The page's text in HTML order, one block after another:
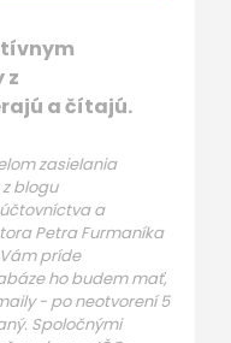
z
a čítajú.
zasielania
blogu
a
Petra Furmaníka
príde
ho budem mať,
- po neotvorení 5
Spoločnými